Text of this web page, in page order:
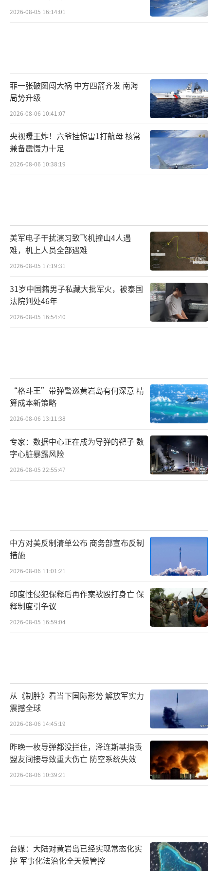
2026-08-05 16:14:01
菲一张破图闯大祸 中方四箭齐发 南海
局势升级
2026-08-06 10:41:07
央视曝王炸！六爷挂惊雷1打航母 核常
兼备震慑力十足
2026-08-06 10:38:19
美军电子干扰演习致飞机撞山4人遇
难，机上人员全部遇难
2026-08-05 17:19:31
31岁中国籍男子私藏大批军火，被泰国
法院判处46年
2026-08-05 16:54:40
“格斗王”带弹警巡黄岩岛有何深意 精
算成本新策略
2026-08-06 13:11:38
专家：数据中心正在成为导弹的靶子 数
字心脏暴露风险
2026-08-05 22:55:47
中方对美反制清单公布 商务部宣布反制
措施
2026-08-06 11:01:21
印度性侵犯保释后再作案被殴打身亡 保
释制度引争议
2026-08-05 16:59:04
从《制胜》看当下国际形势 解放军实力
震撼全球
2026-08-06 14:45:19
昨晚一枚导弹都没拦住，泽连斯基指责
盟友间接导致重大伤亡 防空系统失效
2026-08-06 10:39:21
台媒：大陆对黄岩岛已经实现常态化实
控 军事化法治化全天候管控